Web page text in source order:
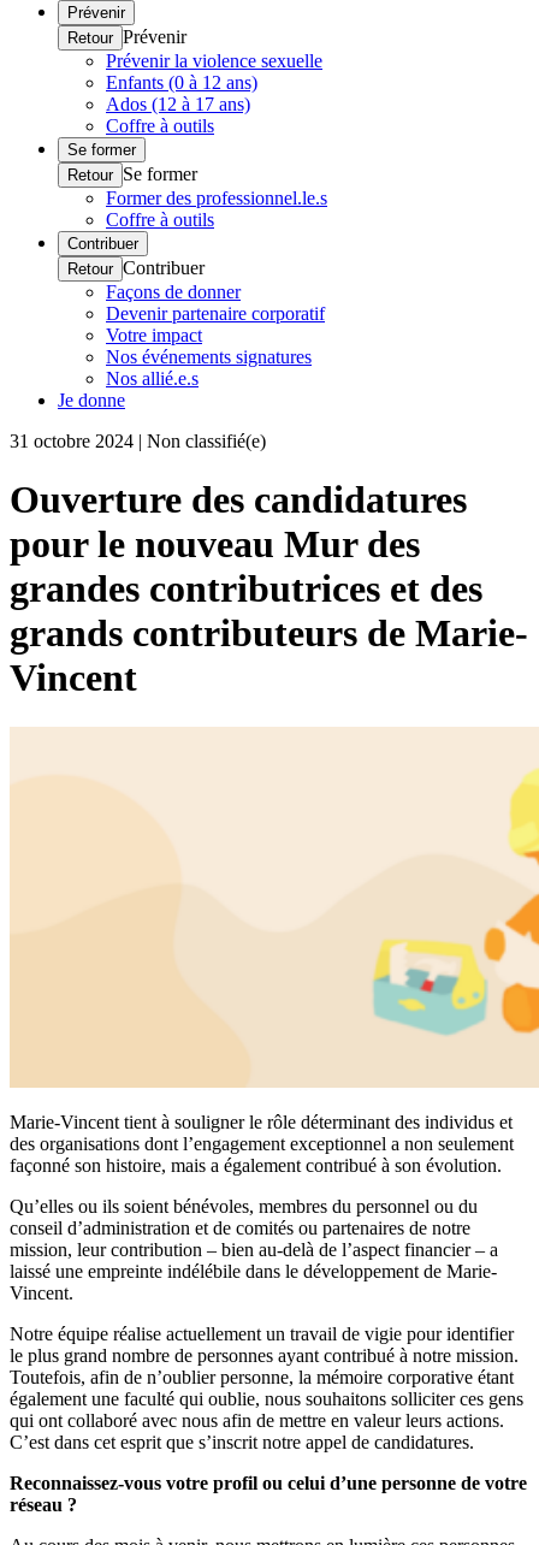
Prévenir
Retour Prévenir
Prévenir la violence sexuelle
Enfants (0 à 12 ans)
Ados (12 à 17 ans)
Coffre à outils
Se former
Retour Se former
Former des professionnel.le.s
Coffre à outils
Contribuer
Retour Contribuer
Façons de donner
Devenir partenaire corporatif
Votre impact
Nos événements signatures
Nos allié.e.s
Je donne
31 octobre 2024 | Non classifié(e)
Ouverture des candidatures
pour le nouveau Mur des
grandes contributrices et des
grands contributeurs de Marie-
Vincent
Marie-Vincent tient à souligner le rôle déterminant des individus et
des organisations dont l’engagement exceptionnel a non seulement
façonné son histoire, mais a également contribué à son évolution.
Qu’elles ou ils soient bénévoles, membres du personnel ou du
conseil d’administration et de comités ou partenaires de notre
mission, leur contribution – bien au-delà de l’aspect financier – a
laissé une empreinte indélébile dans le développement de Marie-
Vincent.
Notre équipe réalise actuellement un travail de vigie pour identifier
le plus grand nombre de personnes ayant contribué à notre mission.
Toutefois, afin de n’oublier personne, la mémoire corporative étant
également une faculté qui oublie, nous souhaitons solliciter ces gens
qui ont collaboré avec nous afin de mettre en valeur leurs actions.
C’est dans cet esprit que s’inscrit notre appel de candidatures.
Reconnaissez-vous votre profil ou celui d’une personne de votre
réseau ?